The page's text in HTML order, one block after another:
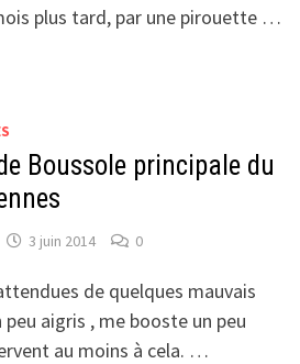
plus tard, par une pirouette …
Boussole principale du
3 juin 2014 0
de quelques mauvais
aigris , me booste un peu
au moins à cela. …